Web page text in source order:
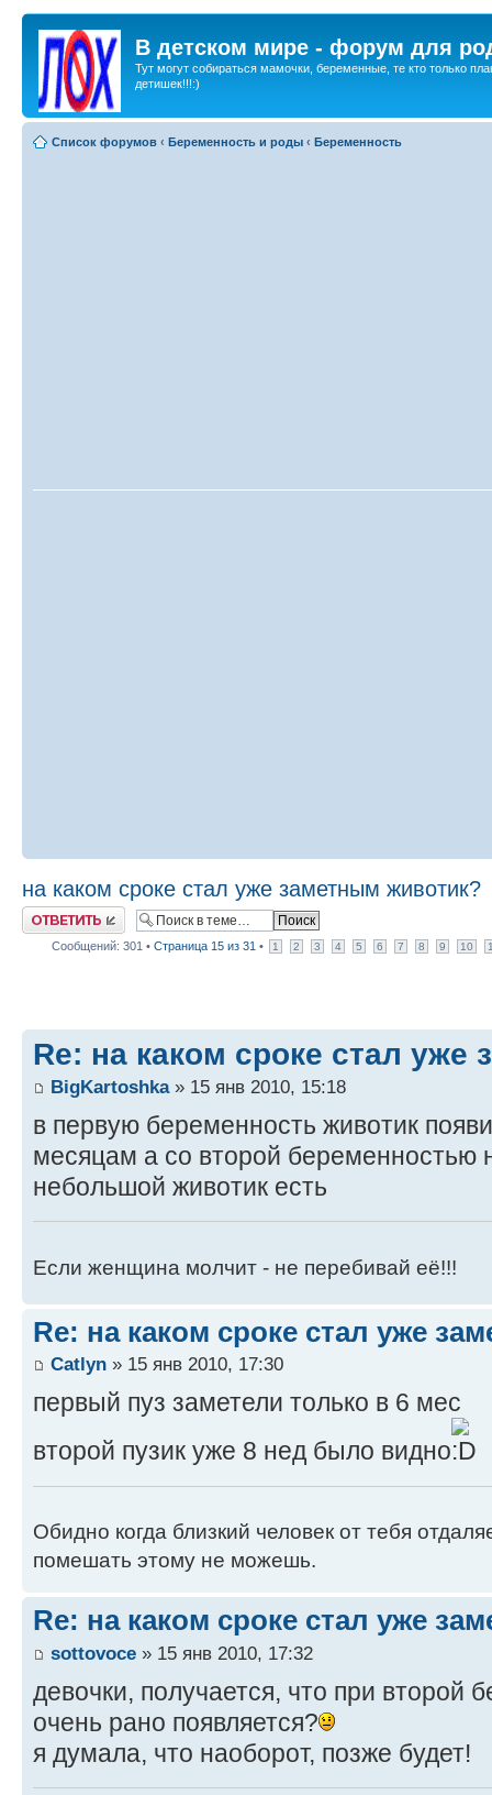
В детском мире - форум для
Тут могут собираться мамочки, беременные, те кто только
детишек!!!:)
Список форумов ‹ Беременность и роды ‹ Беременность
на каком сроке стал уже заметным животик?
Ответить
Сообщений: 301 • Страница 15 из 31 • 1 2 3 4 5 6 7 8 9 10
Re: на каком сроке стал уже
BigKartoshka» 15 янв 2010, 15:18
в первую беременность животик
месяцам а со второй беременностью
небольшой животик есть
Если женщина молчит - не перебивай её!!!
Re: на каком сроке стал уже
Catlyn » 15 янв 2010, 17:30
первый пуз заметели только в 6 мес
второй пузик уже 8 нед было видно
Обидно когда близкий человек от тебя
помешать этому не можешь.
Re: на каком сроке стал уже
sottovoce » 15 янв 2010, 17:32
девочки, получается, что при второй
очень рано появляется?
я думала, что наоборот, позже будет!